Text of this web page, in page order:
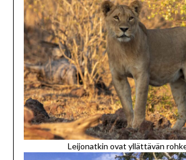
Leijonatkin ovat yllättävän